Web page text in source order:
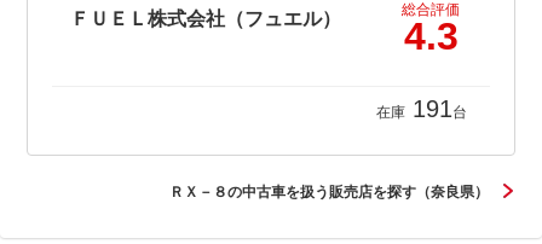
ＦＵＥＬ株式会社（フュエル） 総合評価
4.3
在庫 191台
ＲＸ－８の中古車を扱う販売店を探す（奈良県）